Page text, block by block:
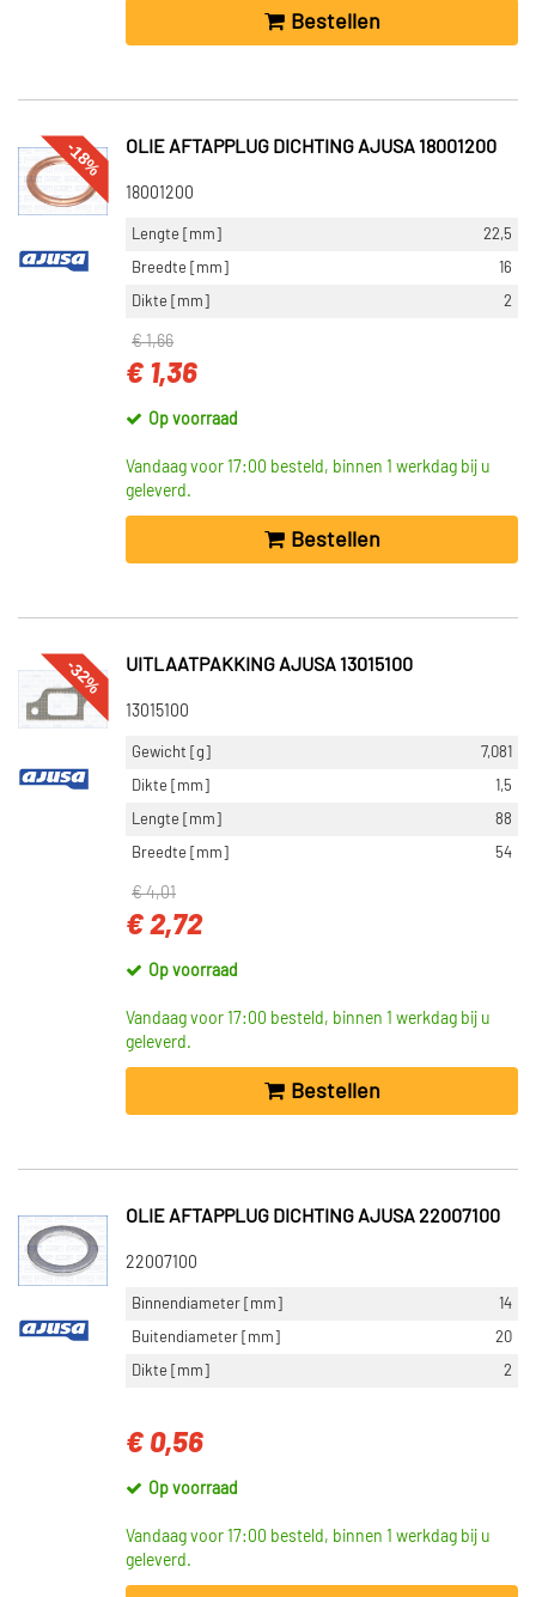
Bestellen
-18% OLIE AFTAPPLUG DICHTING AJUSA 18001200
18001200
Lengte [mm]
22,5
Breedte [mm]
16
Dikte [mm]
2
€ 1,66
€ 1,36
Op voorraad
Vandaag voor 17:00 besteld, binnen 1 werkdag bij u
geleverd.
Bestellen
-32% UITLAATPAKKING AJUSA 13015100
13015100
Gewicht [g]
7,081
Dikte [mm]
1,5
Lengte [mm]
88
Breedte [mm]
54
€ 4,01
€ 2,72
Op voorraad
Vandaag voor 17:00 besteld, binnen 1 werkdag bij u
geleverd.
Bestellen
OLIE AFTAPPLUG DICHTING AJUSA 22007100
22007100
Binnendiameter [mm]
14
Buitendiameter [mm]
20
Dikte [mm]
2
€ 0,56
Op voorraad
Vandaag voor 17:00 besteld, binnen 1 werkdag bij u
geleverd.